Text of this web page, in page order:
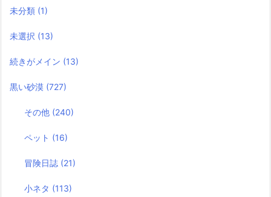
未分類 (1)
未選択 (13)
続きがメイン (13)
黒い砂漠 (727)
その他 (240)
ペット (16)
冒険日誌 (21)
小ネタ (113)